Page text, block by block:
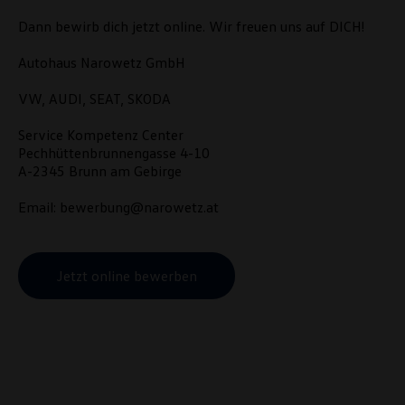
Dann bewirb dich jetzt online. Wir freuen uns auf DICH!
Autohaus Narowetz GmbH
VW, AUDI, SEAT, SKODA
Service Kompetenz Center
Pechhüttenbrunnengasse 4-10
A-2345 Brunn am Gebirge
Email: bewerbung@narowetz.at
Jetzt online bewerben